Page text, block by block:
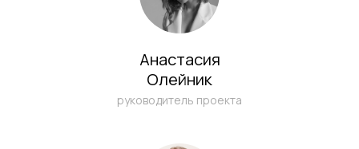
Анастасия
Олейник
руководитель проекта